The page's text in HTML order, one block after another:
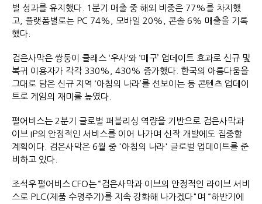
벌 성과를 유지했다. 1분기 매출 중 해외 비중은 77%를 차지했
고, 플랫폼별로는 PC 74%, 모바일 20%, 콘솔 6% 매출을 기록
했다.
검은사막은 쌍둥이 클래스 ‘우사‘와 ‘매구’ 업데이트 효과로 신규 및
복귀 이용자가 각각 330%, 430% 증가했다. 한국의 아름다움을
그대로 담은 신규 지역 ‘아침의 나라’를 선보이는 등 콘텐츠 업데이
트로 게임의 재미를 높였다.
펄어비스는 2분기 글로벌 퍼블리싱 역량을 기반으로 검은사막과
이브 IP의 안정적인 서비스를 이어 나가며 신작 개발에도 집중할
계획이다. 검은사막은 6월 중 '아침의 나라' 글로벌 업데이트를 준
비하고 있다.
조석우 펄어비스 CFO는 “검은사막과 이브의 안정적인 라이브 서비
스로 PLC(제품 수명주기)를 지속 강화해 나가겠다"며 “하반기에